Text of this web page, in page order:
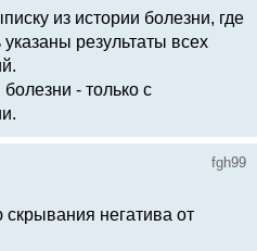
из истории болезни, где
результаты всех
- только с
fgh99
негатива от